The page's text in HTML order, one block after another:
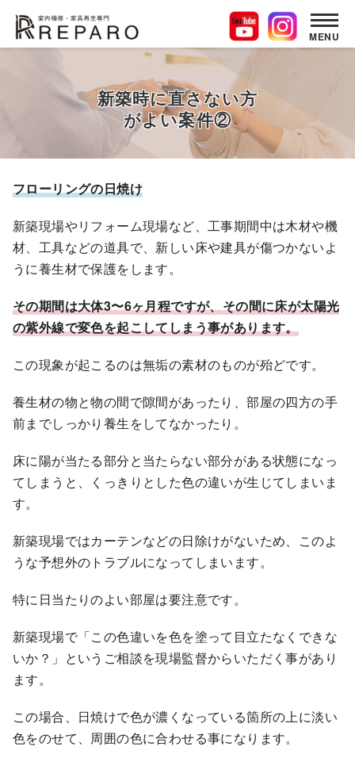
へ
MENU
新築時に直さない方
がよい案件②
フローリングの日焼け
新築現場やリフォーム現場など、工事期間中は木材や機
材、工具などの道具で、新しい床や建具が傷つかないよ
うに養生材で保護をします。
その期間は大体3〜6ヶ月程ですが、その間に床が太陽光
の紫外線で変色を起こしてしまう事があります。
この現象が起こるのは無垢の素材のものが殆どです。
養生材の物と物の間で隙間があったり、部屋の四方の手
前までしっかり養生をしてなかったり。
床に陽が当たる部分と当たらない部分がある状態になっ
てしまうと、くっきりとした色の違いが生じてしまいま
す。
新築現場ではカーテンなどの日除けがないため、このよ
うな予想外のトラブルになってしまいます。
特に日当たりのよい部屋は要注意です。
新築現場で「この色違いを色を塗って目立たなくできな
いか？」というご相談を現場監督からいただく事があり
ます。
この場合、日焼けで色が濃くなっている箇所の上に淡い
色をのせて、周囲の色に合わせる事になります。